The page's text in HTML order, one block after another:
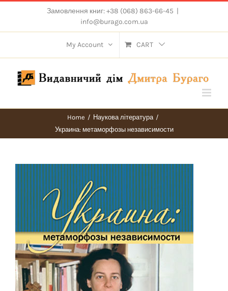
content
Замовлення книг: +38 (068) 863-66-45 |
info@burago.com.ua
My Account CART
Home / Наукова література /
Украина: метаморфозы независимости